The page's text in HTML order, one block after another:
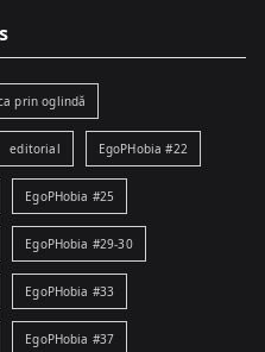
prin oglindă
editorial EgoPHobia #22
EgoPHobia #25
EgoPHobia #29-30
EgoPHobia #33
EgoPHobia #37